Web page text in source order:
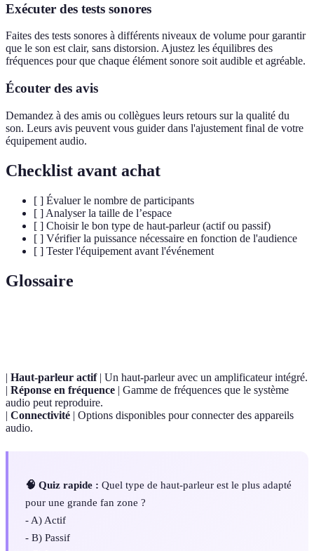
Exécuter des tests sonores
Faites des tests sonores à différents niveaux de volume pour garantir
que le son est clair, sans distorsion. Ajustez les équilibres des
fréquences pour que chaque élément sonore soit audible et agréable.
Écouter des avis
Demandez à des amis ou collègues leurs retours sur la qualité du
son. Leurs avis peuvent vous guider dans l'ajustement final de votre
équipement audio.
Checklist avant achat
[ ] Évaluer le nombre de participants
[ ] Analyser la taille de l’espace
[ ] Choisir le bon type de haut-parleur (actif ou passif)
[ ] Vérifier la puissance nécessaire en fonction de l'audience
[ ] Tester l'équipement avant l'événement
Glossaire
| Haut-parleur actif| Un haut-parleur avec un amplificateur intégré.
| Réponse en fréquence | Gamme de fréquences que le système
audio peut reproduire.
| Connectivité | Options disponibles pour connecter des appareils
audio.
🧠 Quiz rapide : Quel type de haut-parleur est le plus adapté
pour une grande fan zone ?
- A) Actif
- B) Passif